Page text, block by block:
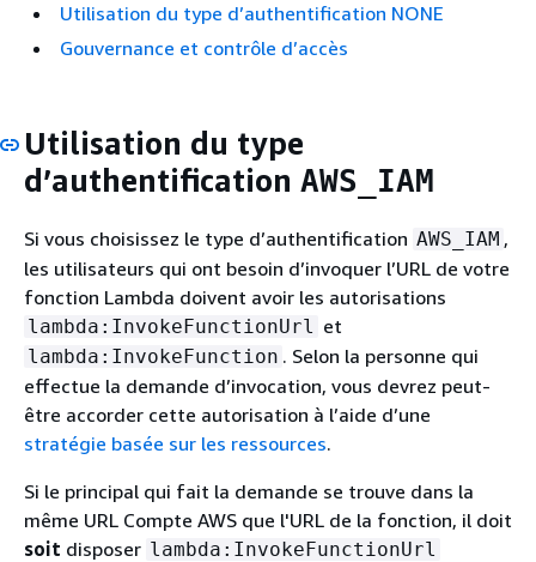
Utilisation du type d’authentification NONE
Gouvernance et contrôle d’accès
Utilisation du type
d’authentification AWS_IAM
Si vous choisissez le type d’authentification AWS_IAM ,
les utilisateurs qui ont besoin d’invoquer l’URL de votre
fonction Lambda doivent avoir les autorisations
lambda:InvokeFunctionUrl et
lambda:InvokeFunction . Selon la personne qui
effectue la demande d’invocation, vous devrez peut-
être accorder cette autorisation à l’aide d’une
stratégie basée sur les ressources.
Si le principal qui fait la demande se trouve dans la
même URL Compte AWS que l'URL de la fonction, il doit
soit disposer lambda:InvokeFunctionUrl